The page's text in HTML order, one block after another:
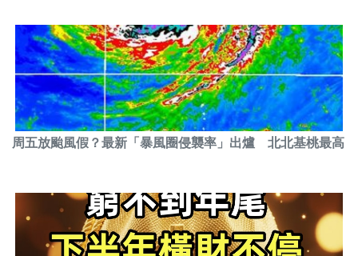
周五放颱風假？最新「暴風圈侵襲率」出爐 北北基桃最高